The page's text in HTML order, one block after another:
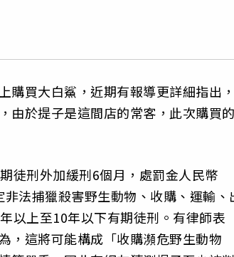
購買大白鯊，近期有報導更詳細指出
由於提子是這間店的常客，此次購買
徒刑外加緩刑6個月，處罰金人民幣
法捕獵殺害野生動物、收購、運輸、
以上至10年以下有期徒刑。有律師表
，這將可能構成「收購瀕危野生動物